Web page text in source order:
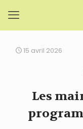
15 avril 2026
Les